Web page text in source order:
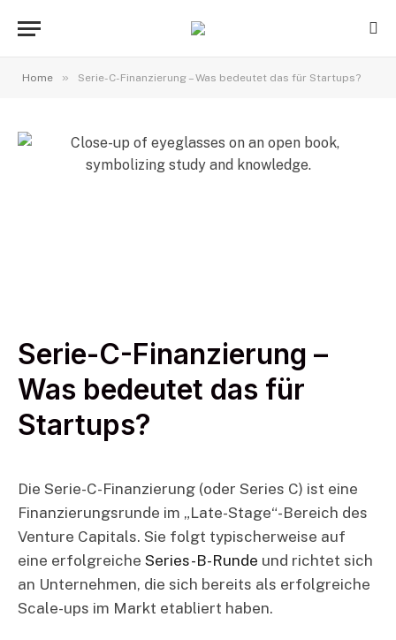
Home » Serie-C-Finanzierung – Was bedeutet das für Startups?
Serie-C-Finanzierung –
Was bedeutet das für
Startups?
Die Serie-C-Finanzierung (oder Series C) ist eine
Finanzierungsrunde im „Late-Stage“-Bereich des
Venture Capitals. Sie folgt typischerweise auf
eine erfolgreiche Series-B-Runde und richtet sich
an Unternehmen, die sich bereits als erfolgreiche
Scale-ups im Markt etabliert haben.